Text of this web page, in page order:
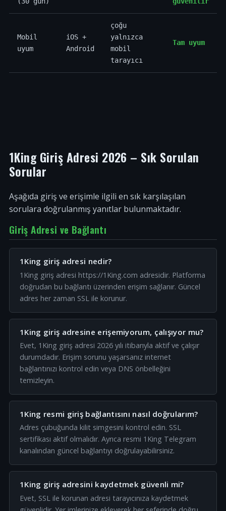
Mobil
uyum
iOS +
Android
çoğu
yalnızca
mobil
tarayıcı
Tam uyum
1King Giriş Adresi 2026 – Sık Sorulan
Sorular
Aşağıda giriş ve erişimle ilgili en sık karşılaşılan
sorulara doğrulanmış yanıtlar bulunmaktadır.
Giriş Adresi ve Bağlantı
1King giriş adresi nedir?
1King giriş adresi https://1King.com adresidir. Platforma
doğrudan bu bağlantı üzerinden erişim sağlanır. Güncel
adres her zaman SSL ile korunur.
1King giriş adresine erişemiyorum, çalışıyor mu?
Evet, 1King giriş adresi 2026 yılı itibarıyla aktif ve çalışır
durumdadır. Erişim sorunu yaşarsanız internet
bağlantınızı kontrol edin veya DNS önbelleğini
temizleyin.
1King resmi giriş bağlantısını nasıl doğrularım?
Adres çubuğunda kilit simgesini kontrol edin. SSL
sertifikası aktif olmalıdır. Ayrıca resmi 1King Telegram
kanalından güncel bağlantıyı doğrulayabilirsiniz.
1King giriş adresini kaydetmek güvenli mi?
Evet, SSL ile korunan adresi tarayıcınıza kaydetmek